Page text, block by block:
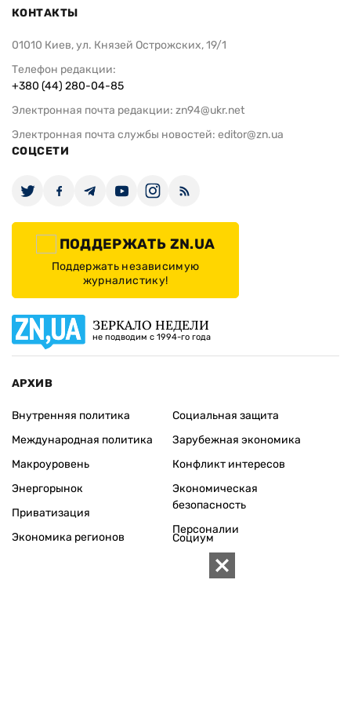
КОНТАКТЫ
01010 Киев, ул. Князей Острожских, 19/1
Телефон редакции:
+380 (44) 280-04-85
Электронная почта редакции: zn94@ukr.net
Электронная почта службы новостей: editor@zn.ua
СОЦСЕТИ
ПОДДЕРЖАТЬ ZN.UA
Поддержать независимую
журналистику!
ЗЕРКАЛО НЕДЕЛИ
не подводим с 1994-го года
АРХИВ
Внутренняя политика
Международная политика
Макроуровень
Энергорынок
Приватизация
Экономика регионов
Социальная защита
Зарубежная экономика
Конфликт интересов
Экономическая
безопасность
Персоналии
Социум
История